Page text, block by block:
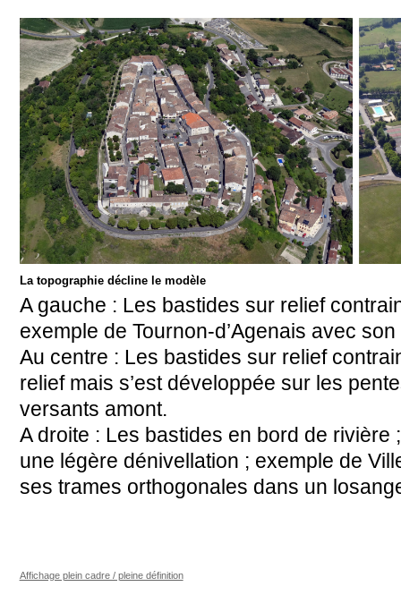
La topographie décline le modèle
A gauche : Les bastides sur relief
exemple de Tournon-d’Agenais avec
Au centre : Les bastides sur relief
relief mais s’est développée sur les
versants amont.
A droite : Les bastides en bord de
une légère dénivellation ; exemple de
ses trames orthogonales dans un
Affichage plein cadre / pleine définition